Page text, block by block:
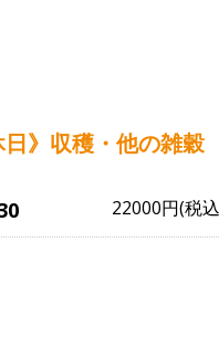
》収穫・他の雑穀
22000円(税